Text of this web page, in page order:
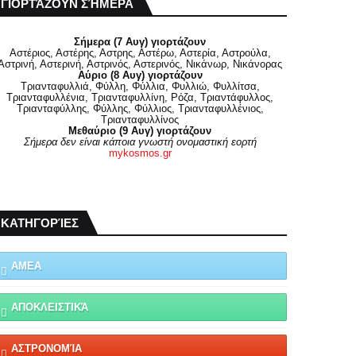
ΓΙΟΡΤΆΖΟΥΝ ΣΉΜΕΡΑ
Σήμερα (7 Αυγ) γιορτάζουν
Αστέριος, Αστέρης, Αστρης, Αστέρω, Αστερία, Αστρούλα,
Αστερινή, Αστρινός, Αστερινός, Νικάνωρ, Νικάνορας
Αύριο (8 Αυγ) γιορτάζουν
Τριανταφυλλιά, Φύλλη, Φύλλια, Φυλλιώ, Φυλλίτσα,
Τριανταφυλλένια, Τριανταφυλλίνη, Ρόζα, Τριαντάφυλλος,
Τριανταφύλλης, Φύλλης, Φύλλιος, Τριανταφυλλένιος,
Τριανταφυλλίνος
Μεθαύριο (9 Αυγ) γιορτάζουν
Σήμερα δεν είναι κάποια γνωστή ονομαστική εορτή
mykosmos.gr
ΚΑΤΗΓΟΡΊΕΣ
ΑΜΕΑ
ΑΠΟΚΛΕΙΣΤΙΚΆ
ΑΣΤΡΟΝΟΜΊΑ